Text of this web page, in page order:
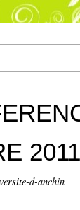
2011
d-anchin